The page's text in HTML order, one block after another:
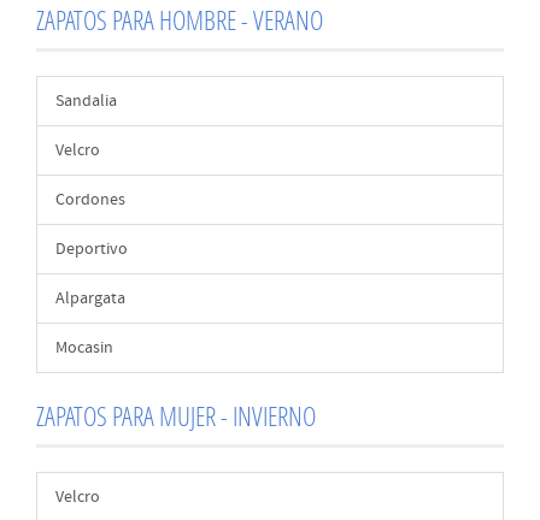
ZAPATOS PARA HOMBRE - VERANO
Sandalia
Velcro
Cordones
Deportivo
Alpargata
Mocasin
ZAPATOS PARA MUJER - INVIERNO
Velcro